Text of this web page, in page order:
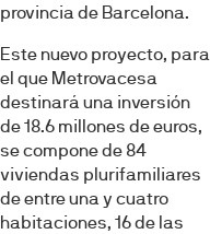
provincia de Barcelona.
Este nuevo proyecto, para
el que Metrovacesa
destinará una inversión
de 18.6 millones de euros,
se compone de 84
viviendas plurifamiliares
de entre una y cuatro
habitaciones, 16 de las